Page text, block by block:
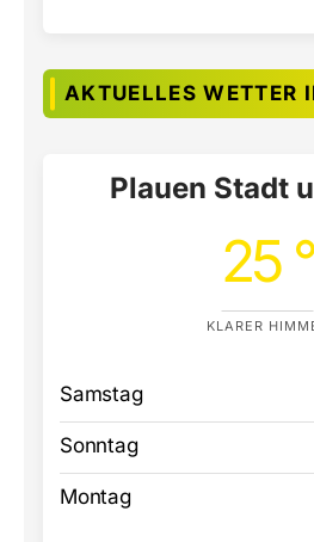
AKTUELLES WETTER
Plauen Stadt
25 °
KLARER
Samstag
Sonntag
Montag